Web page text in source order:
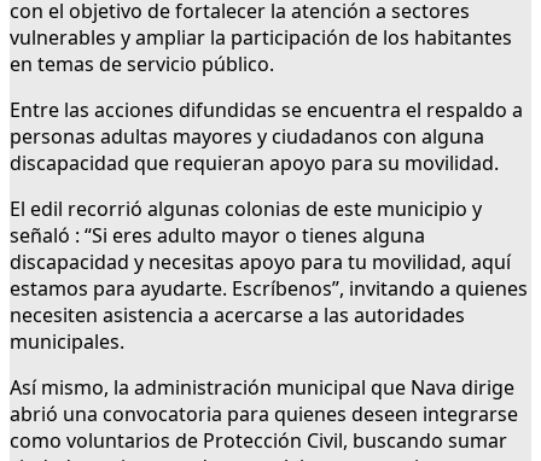
con el objetivo de fortalecer la atención a sectores
vulnerables y ampliar la participación de los habitantes
en temas de servicio público.
Entre las acciones difundidas se encuentra el respaldo a
personas adultas mayores y ciudadanos con alguna
discapacidad que requieran apoyo para su movilidad.
El edil recorrió algunas colonias de este municipio y
señaló : “Si eres adulto mayor o tienes alguna
discapacidad y necesitas apoyo para tu movilidad, aquí
estamos para ayudarte. Escríbenos”, invitando a quienes
necesiten asistencia a acercarse a las autoridades
municipales.
Así mismo, la administración municipal que Nava dirige
abrió una convocatoria para quienes deseen integrarse
como voluntarios de Protección Civil, buscando sumar